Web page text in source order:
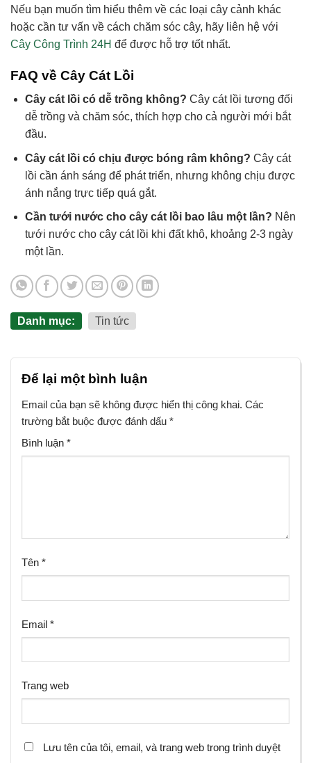
Nếu bạn muốn tìm hiểu thêm về các loại cây cảnh khác
hoặc cần tư vấn về cách chăm sóc cây, hãy liên hệ với
Cây Công Trình 24H để được hỗ trợ tốt nhất.
FAQ về Cây Cát Lồi
Cây cát lồi có dễ trồng không? Cây cát lồi tương đối
dễ trồng và chăm sóc, thích hợp cho cả người mới bắt
đầu.
Cây cát lồi có chịu được bóng râm không? Cây cát
lồi cần ánh sáng để phát triển, nhưng không chịu được
ánh nắng trực tiếp quá gắt.
Cần tưới nước cho cây cát lồi bao lâu một lần? Nên
tưới nước cho cây cát lồi khi đất khô, khoảng 2-3 ngày
một lần.
Danh mục: Tin tức
Để lại một bình luận
Email của bạn sẽ không được hiển thị công khai. Các
trường bắt buộc được đánh dấu *
Bình luận *
Tên *
Email *
Trang web
Lưu tên của tôi, email, và trang web trong trình duyệt